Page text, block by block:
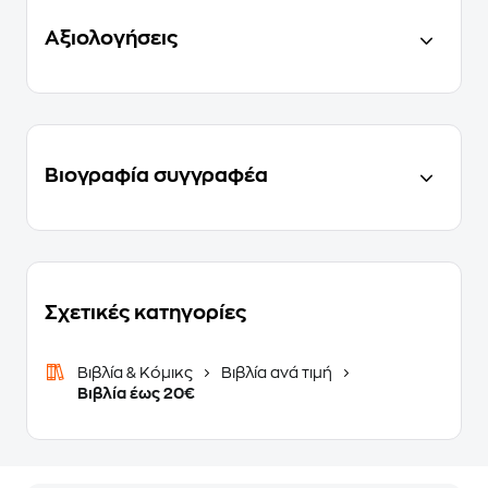
Αξιολογήσεις
Βιογραφία συγγραφέα
Σχετικές κατηγορίες
Βιβλία & Κόμικς
Βιβλία ανά τιμή
Βιβλία έως 20€